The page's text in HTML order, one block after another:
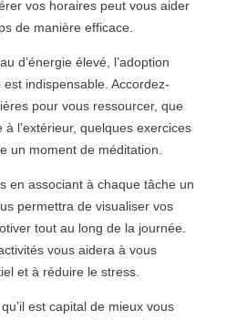
vos horaires peut vous aider
de manière efficace.
d’énergie élevé, l’adoption
indispensable. Accordez-
pour vous ressourcer, que
l’extérieur, quelques exercices
un moment de méditation.
en associant à chaque tâche un
permettra de visualiser vos
tout au long de la journée.
vous aidera à vous
et à réduire le stress.
est capital de mieux vous